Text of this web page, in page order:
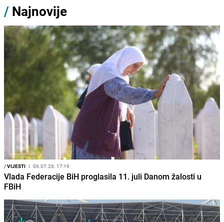
/ Najnovije
/VIJESTI I 06.07.26. 17:19
Vlada Federacije BiH proglasila 11. juli Danom žalosti u
FBiH